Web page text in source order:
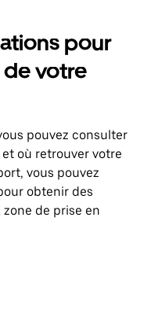
pour
de votre
pouvez consulter
où retrouver votre
vous pouvez
obtenir des
de prise en